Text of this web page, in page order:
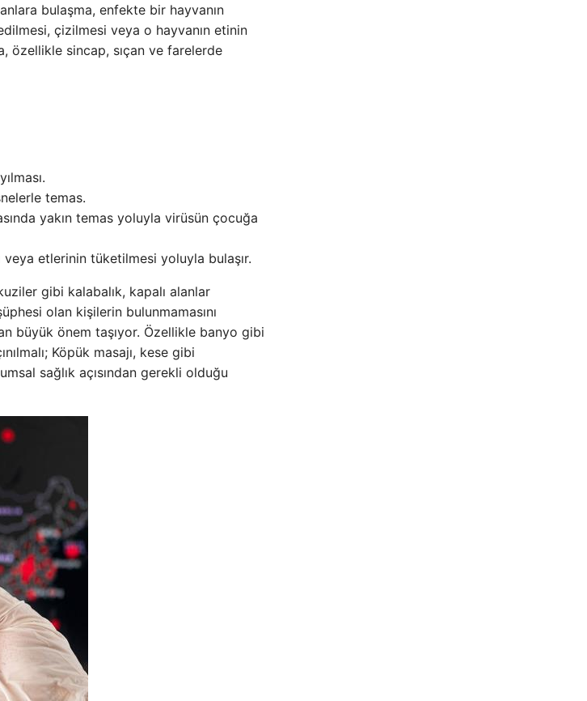
bulaşma, enfekte bir hayvanın
çizilmesi veya o hayvanın etinin
özellikle sincap, sıçan ve farelerde
temas.
yakın temas yoluyla virüsün çocuğa
veya etlerinin tüketilmesi yoluyla bulaşır.
gibi kalabalık, kapalı alanlar
olan kişilerin bulunmamasını
büyük önem taşıyor. Özellikle banyo gibi
Köpük masajı, kese gibi
sağlık açısından gerekli olduğu